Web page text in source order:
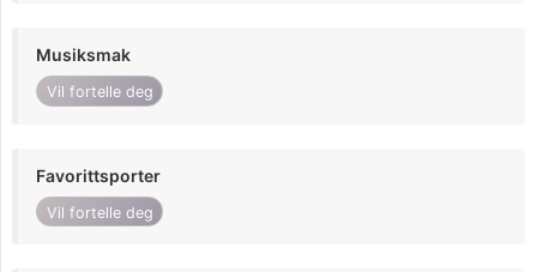
Musiksmak
Vil fortelle deg
Favorittsporter
Vil fortelle deg